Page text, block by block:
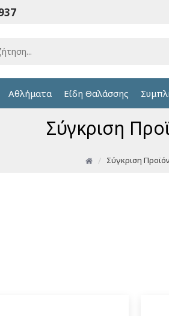
Αθλήματα Είδη Θαλάσσης
Σύγκριση
Σύγκριση